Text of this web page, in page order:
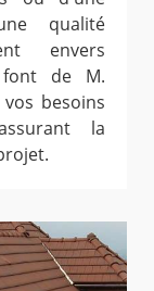
qualité
envers
font de M.
besoins
la